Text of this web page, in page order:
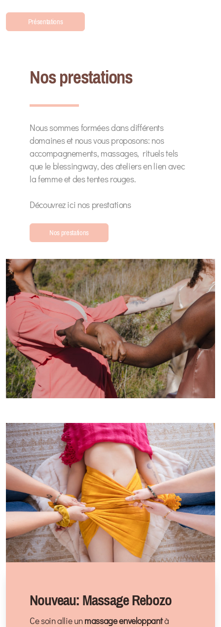
Présentations
Nos prestations
Nous sommes formées dans différents
domaines et nous vous proposons: nos
accompagnements, massages, rituels tels
que le blessingway, des ateliers en lien avec
la femme et des tentes rouges.
Découvrez ici nos prestations
Nos prestations
Nouveau: Massage Rebozo
Ce soin allie unmassage enveloppantà